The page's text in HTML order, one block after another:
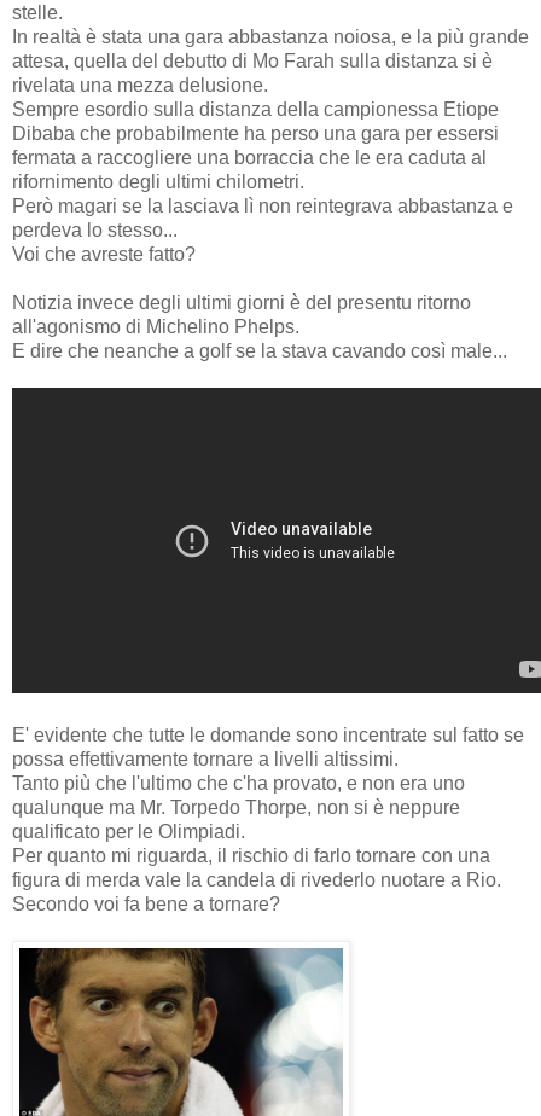
stelle.
In realtà è stata una gara abbastanza noiosa, e la più grande
attesa, quella del debutto di Mo Farah sulla distanza si è
rivelata una mezza delusione.
Sempre esordio sulla distanza della campionessa Etiope
Dibaba che probabilmente ha perso una gara per essersi
fermata a raccogliere una borraccia che le era caduta al
rifornimento degli ultimi chilometri.
Però magari se la lasciava lì non reintegrava abbastanza e
perdeva lo stesso...
Voi che avreste fatto?
Notizia invece degli ultimi giorni è del presentu ritorno
all'agonismo di Michelino Phelps.
E dire che neanche a golf se la stava cavando così male...
E' evidente che tutte le domande sono incentrate sul fatto se
possa effettivamente tornare a livelli altissimi.
Tanto più che l'ultimo che c'ha provato, e non era uno
qualunque ma Mr. Torpedo Thorpe, non si è neppure
qualificato per le Olimpiadi.
Per quanto mi riguarda, il rischio di farlo tornare con una
figura di merda vale la candela di rivederlo nuotare a Rio.
Secondo voi fa bene a tornare?